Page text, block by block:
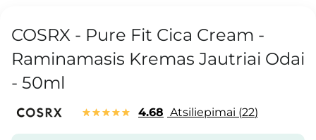
COSRX - Pure Fit Cica Cream -
Raminamasis Kremas Jautriai Odai
- 50ml
4.68 Atsiliepimai 22